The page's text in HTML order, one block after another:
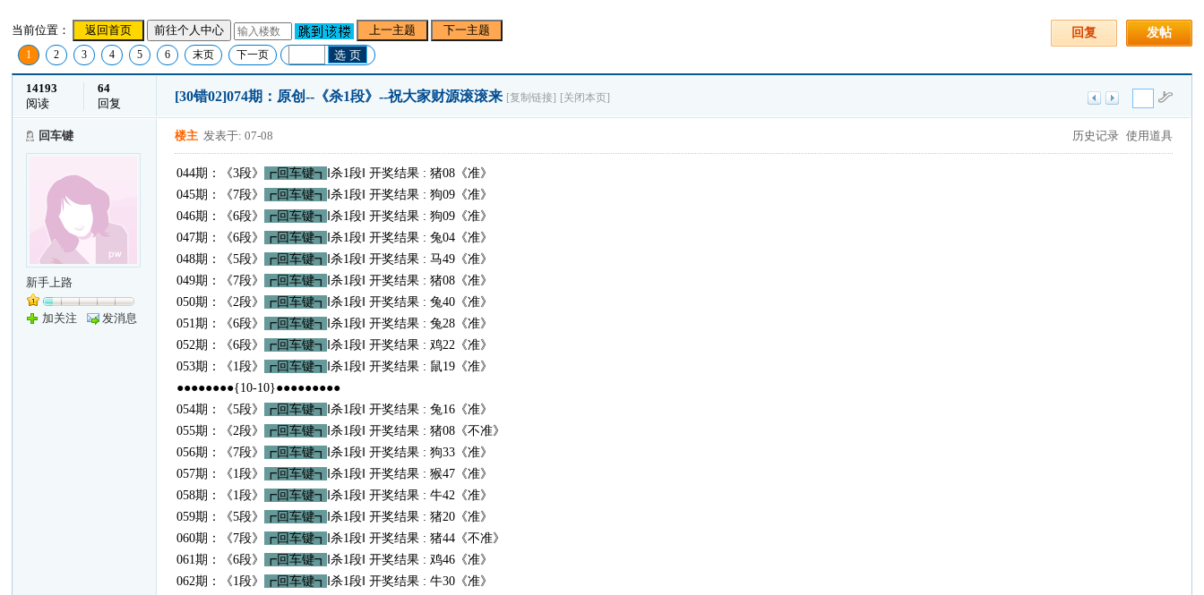
当前位置： 返回首页 前往个人中心 上一主题 下一主题 发帖
回复
1 2 3 4 5 6 末页 下一页 选 页
14193
阅读
64
回复
[30错02]074期：原创--《杀1段》--祝大家财源滚滚来 [复制链接] [关闭本页]
回车键
新手上路
加关注 发消息
历史记录 使用道具
楼主 发表于: 07-08
044期：《3段》 ┏回车键┓
‖杀1段‖ 开奖结果 : 猪08《准》
045期：《7段》
┏回车键┓
‖杀1段‖ 开奖结果 : 狗09《准》
046期：《6段》
┏回车键┓
‖杀1段‖ 开奖结果 : 狗09《准》
047期：《6段》
┏回车键┓
‖杀1段‖ 开奖结果 : 兔04《准》
048期：《5段》
┏回车键┓
‖杀1段‖ 开奖结果 : 马49《准》
049期：《7段》
┏回车键┓
‖杀1段‖ 开奖结果 : 猪08《准》
050期：《2段》
┏回车键┓
‖杀1段‖ 开奖结果 : 兔40《准》
051期：《6段》
┏回车键┓
‖杀1段‖ 开奖结果 : 兔28《准》
052期：《6段》
┏回车键┓
‖杀1段‖ 开奖结果 : 鸡22《准》
053期：《1段》
┏回车键┓
‖杀1段‖ 开奖结果 : 鼠19《准》
●●●●●●●●{10-10}●●●●●●●●●
054期：《5段》
┏回车键┓
‖杀1段‖ 开奖结果 : 兔16《准》
055期：《2段》
┏回车键┓
‖杀1段‖ 开奖结果 : 猪08《不准》
056期：《7段》
┏回车键┓
‖杀1段‖ 开奖结果 : 狗33《准》
057期：《1段》
┏回车键┓
‖杀1段‖ 开奖结果 : 猴47《准》
058期：《1段》
┏回车键┓
‖杀1段‖ 开奖结果 : 牛42《准》
059期：《5段》
┏回车键┓
‖杀1段‖ 开奖结果 : 猪20《准》
060期：《7段》
┏回车键┓
‖杀1段‖ 开奖结果 : 猪44《不准》
061期：《6段》
┏回车键┓
‖杀1段‖ 开奖结果 : 鸡46《准》
062期：《1段》
┏回车键┓
‖杀1段‖ 开奖结果 : 牛30《准》